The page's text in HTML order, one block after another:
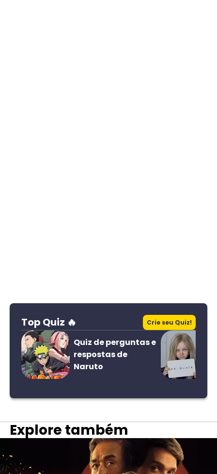
Top Quiz 🔥 Crie seu Quiz!
Quiz de perguntas e
respostas de
Naruto
Explore também